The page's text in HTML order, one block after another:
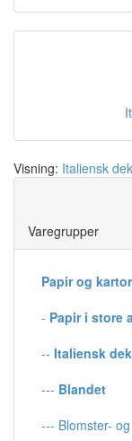
Visning: Italiensk
Varegrupper
Papir og
- Papir i store
-- Italiensk
--- Blandet
--- Blomster-